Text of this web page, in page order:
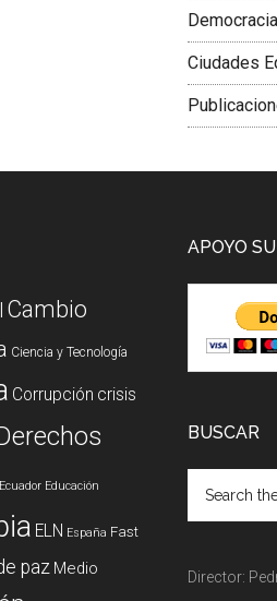
Ciudades
Cambio
Ciencia y Tecnología
Corrupción crisis
Ecuador Educación
ELN España Fast
paz Medio
APOYO
BUSCAR
Director: